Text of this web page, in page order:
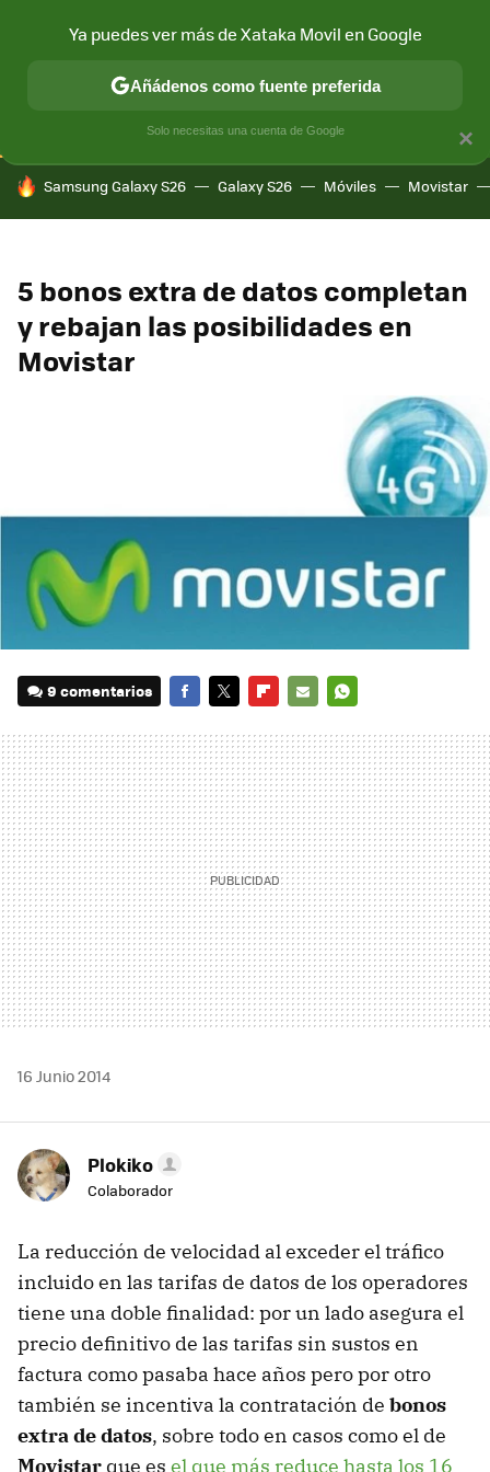
CONECTIVIDAD MÓVIL Y SOCIEDAD APLICACIONES
HOY SE HABLA DE
Samsung Galaxy S26 Galaxy S26 Móviles Movistar
5 bonos extra de datos completan
y rebajan las posibilidades en
Movistar
9 comentarios
MAIL
16 Junio 2014
Plokiko
Colaborador
La reducción de velocidad al exceder el tráfico
incluido en las tarifas de datos de los operadores
tiene una doble finalidad: por un lado asegura el
precio definitivo de las tarifas sin sustos en
factura como pasaba hace años pero por otro
también se incentiva la contratación de bonos
extra de datos, sobre todo en casos como el de
Movistar que es el que más reduce hasta los 16
×
Ya puedes ver más de Xataka Movil en Google
Añádenos como fuente preferida
Solo necesitas una cuenta de Google